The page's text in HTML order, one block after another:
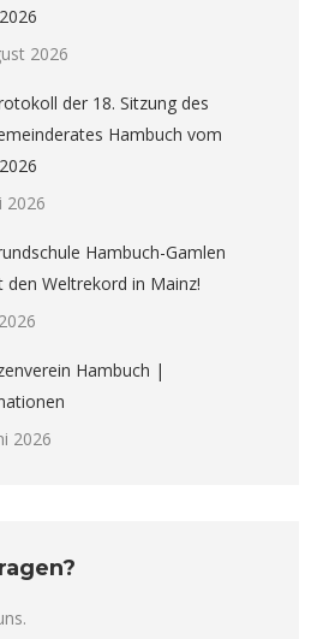
2026
der 18. Sitzung des
Hambuch vom
2026
Hambuch-Gamlen
den Weltrekord in Mainz!
Hambuch |
2026